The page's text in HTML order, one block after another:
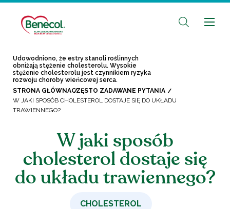
Udowodniono, że estry stanoli roślinnych
obniżają stężenie cholesterolu. Wysokie
stężenie cholesterolu jest czynnikiem ryzyka
rozwoju choroby wieńcowej serca.
STRONA GŁÓWNACZĘSTO ZADAWANE PYTANIA
W JAKI SPOSÓB CHOLESTEROL DOSTAJE SIĘ DO UKŁADU
TRAWIENNEGO?
W jaki sposób
cholesterol dostaje się
do układu trawiennego?
CHOLESTEROL